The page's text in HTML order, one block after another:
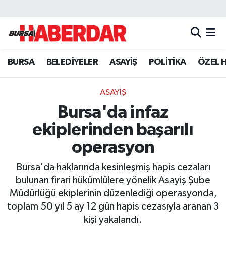
BURSA BELEDİYELER ASAYİŞ POLİTİKA ÖZEL
ASAYİŞ
Bursa'da infaz
ekiplerinden başarılı
operasyon
Bursa'da haklarında kesinleşmiş hapis cezaları
bulunan firari hükümlülere yönelik Asayiş Şube
Müdürlüğü ekiplerinin düzenlediği operasyonda,
toplam 50 yıl 5 ay 12 gün hapis cezasıyla aranan 3
kişi yakalandı.
Hava Durumu
Trafik Durumu
Süper Lig Puan Durumu ve Fikstür
Tüm Manşetler
Son Dakika Haberleri
Haber Arşivi